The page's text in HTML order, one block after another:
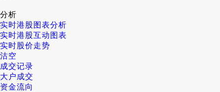
分析
实时港股图表分析
实时港股互动图表
实时股价走势
沽空
成交记录
大户成交
资金流向